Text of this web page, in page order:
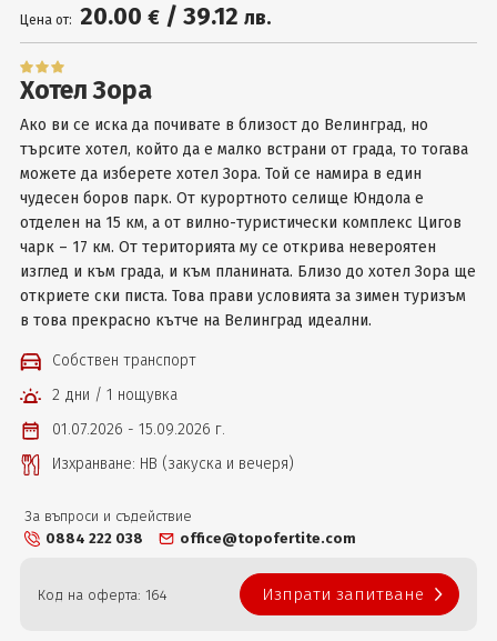
Цена от: 20.00 € / 39.12 лв.
Хотел Зора
Ако ви се иска да почивате в близост до Велинград, но
търсите хотел, който да е малко встрани от града, то тогава
можете да изберете хотел Зора. Той се намира в един
чудесен боров парк. От курортното селище Юндола е
отделен на 15 км, а от вилно-туристически комплекс Цигов
чарк – 17 км. От територията му се открива невероятен
изглед и към града, и към планината. Близо до хотел Зора ще
откриете ски писта. Това прави условията за зимен туризъм
в това прекрасно кътче на Велинград идеални.
Собствен транспорт
2 дни / 1 нощувка
01.07.2026 - 15.09.2026 г.
Изхранване: НВ (закуска и вечеря)
За въпроси и съдействие
0884 222 038
office@topofertite.com
Код на оферта: 164 Изпрати запитване